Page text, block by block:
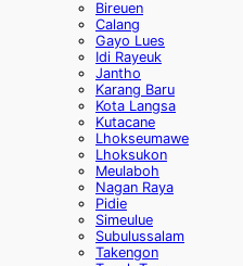
Bireuen
Calang
Gayo Lues
Idi Rayeuk
Jantho
Karang Baru
Kota Langsa
Kutacane
Lhokseumawe
Lhoksukon
Meulaboh
Nagan Raya
Pidie
Simeulue
Subulussalam
Takengon